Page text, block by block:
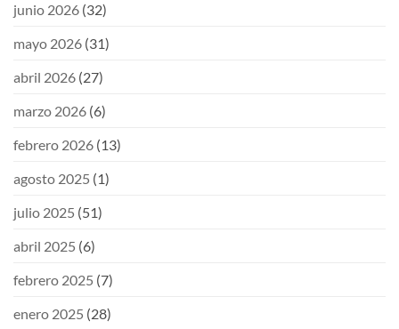
junio 2026 (32)
mayo 2026 (31)
abril 2026 (27)
marzo 2026 (6)
febrero 2026 (13)
agosto 2025 (1)
julio 2025 (51)
abril 2025 (6)
febrero 2025 (7)
enero 2025 (28)